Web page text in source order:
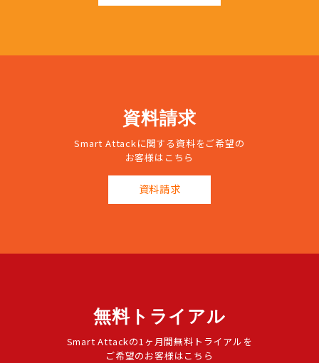
資料請求
Smart Attackに関する資料をご希望の
お客様はこちら
資料請求
無料トライアル
Smart Attackの1ヶ月間無料トライアルを
ご希望のお客様はこちら